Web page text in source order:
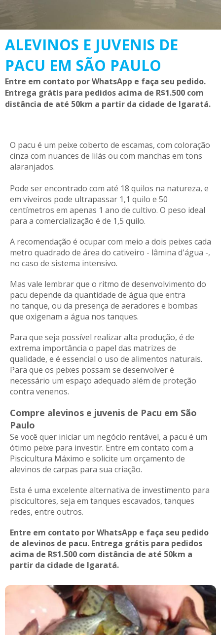
ALEVINOS E JUVENIS DE
PACU EM SÃO PAULO
Entre em contato por WhatsApp e faça seu pedido.
Entrega grátis para pedidos acima de R$1.500 com
distância de até 50km a partir da cidade de Igaratá.
O pacu é um peixe coberto de escamas, com coloração
cinza com nuances de lilás ou com manchas em tons
alaranjados.
Pode ser encontrado com até 18 quilos na natureza, e
em viveiros pode ultrapassar 1,1 quilo e 50
centímetros em apenas 1 ano de cultivo. O peso ideal
para a comercialização é de 1,5 quilo.
A recomendação é ocupar com meio a dois peixes cada
metro quadrado de área do cativeiro - lâmina d'água -,
no caso de sistema intensivo.
Mas vale lembrar que o ritmo de desenvolvimento do
pacu depende da quantidade de água que entra
no tanque, ou da presença de aeradores e bombas
que oxigenam a água nos tanques.
Para que seja possível realizar alta produção, é de
extrema importância o papel das matrizes de
qualidade, e é essencial o uso de alimentos naturais.
Para que os peixes possam se desenvolver é
necessário um espaço adequado além de proteção
contra venenos.
Compre alevinos e juvenis de Pacu em São
Paulo
Se você quer iniciar um negócio rentável, a pacu é um
ótimo peixe para investir. Entre em contato com a
Piscicultura Máximo e solicite um orçamento de
alevinos de carpas para sua criação.
Esta é uma excelente alternativa de investimento para
piscicultores, seja em tanques escavados, tanques
redes, entre outros.
Entre em contato por WhatsApp e faça seu pedido
de alevinos de pacu. Entrega grátis para pedidos
acima de R$1.500 com distância de até 50km a
partir da cidade de Igaratá.